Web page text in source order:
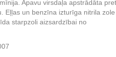
Apavu virsdaļa apstrādāta pret
Eļļas un benzīna izturīga nitrila
starpzoli aizsardzībai no